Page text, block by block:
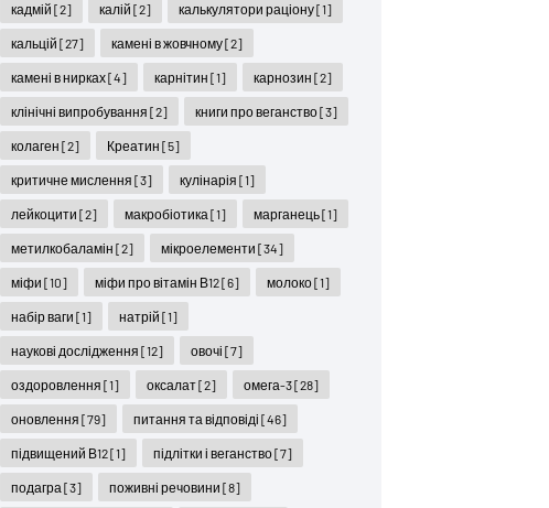
кадмій[2] калій[2] калькулятори раціону[1]
кальцій[27] камені в жовчному[2]
камені в нирках[4] карнітин[1] карнозин[2]
клінічні випробування[2] книги про веганство[3]
колаген[2] Креатин[5]
критичне мислення[3] кулінарія[1]
лейкоцити[2] макробіотика[1] марганець[1]
метилкобаламін[2] мікроелементи[34]
міфи[10] міфи про вітамін В12[6] молоко[1]
набір ваги[1] натрій[1]
наукові дослідження[12] овочі[7]
оздоровлення[1] оксалат[2] омега-3[28]
оновлення[79] питання та відповіді[46]
підвищений В12[1] підлітки і веганство[7]
подагра[3] поживні речовини[8]